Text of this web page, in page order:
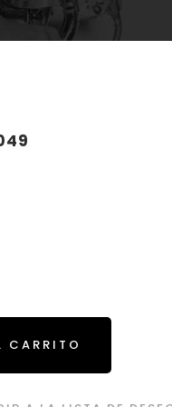
CARRITO